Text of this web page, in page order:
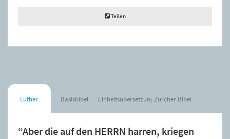
Teilen
Luther Basisbibel Einheitsübersetzung Zürcher Bibel
“Aber die auf den HERRN harren, kriegen